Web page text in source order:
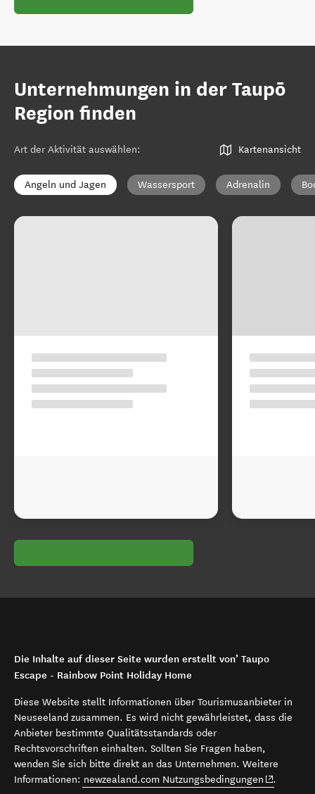
Unternehmungen in der Taupō
Region finden
Art der Aktivität auswählen: Kartenansicht
Angeln und Jagen Wassersport Adrenalin
Die Inhalte auf dieser Seite wurden erstellt von’ Taupo
Escape - Rainbow Point Holiday Home
Diese Website stellt Informationen über Tourismusanbieter in
Neuseeland zusammen. Es wird nicht gewährleistet, dass die
Anbieter bestimmte Qualitätsstandards oder
Rechtsvorschriften einhalten. Sollten Sie Fragen haben,
wenden Sie sich bitte direkt an das Unternehmen. Weitere
Informationen: newzealand.com Nutzungsbedingungen (opens in
.